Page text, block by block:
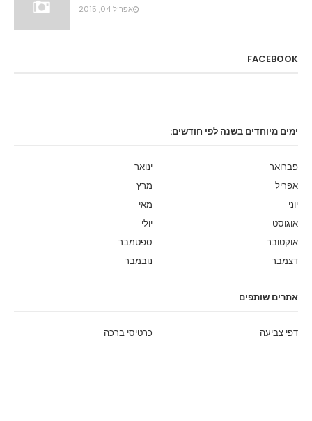
אפריל 04, 2015
FACEBOOK
ימים מיוחדים בשנה לפי חודשים:
ינואר
פברואר
מרץ
אפריל
מאי
יוני
יולי
אוגוסט
ספטמבר
אוקטובר
נובמבר
דצמבר
אתרים שותפים
כרטיסי ברכה דפי צביעה